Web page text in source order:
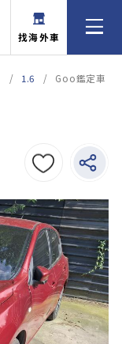
找海外車
1.6 Goo鑑定車